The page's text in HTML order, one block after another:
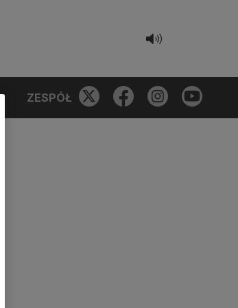
ZESPÓŁ